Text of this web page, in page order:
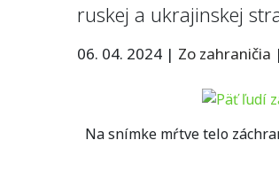
ruskej a ukrajinskej
06. 04. 2024 | Zo zahraničia |
Na snímke mŕtve telo